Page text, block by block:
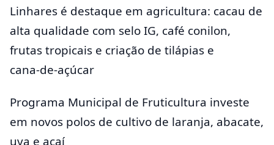
Linhares é destaque em agricultura: cacau de
alta qualidade com selo IG, café conilon,
frutas tropicais e criação de tilápias e
cana‑de‑açúcar
Programa Municipal de Fruticultura investe
em novos polos de cultivo de laranja, abacate,
uva e açaí